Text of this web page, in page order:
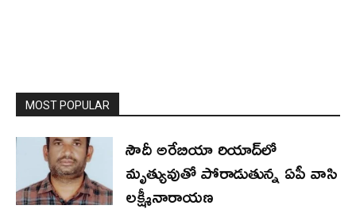
MOST POPULAR
సౌదీ అరేబియా రియాద్‌లో
మృత్యువుతో పోరాడుతున్న ఏపీ వాసి
లక్ష్మీనారాయణ